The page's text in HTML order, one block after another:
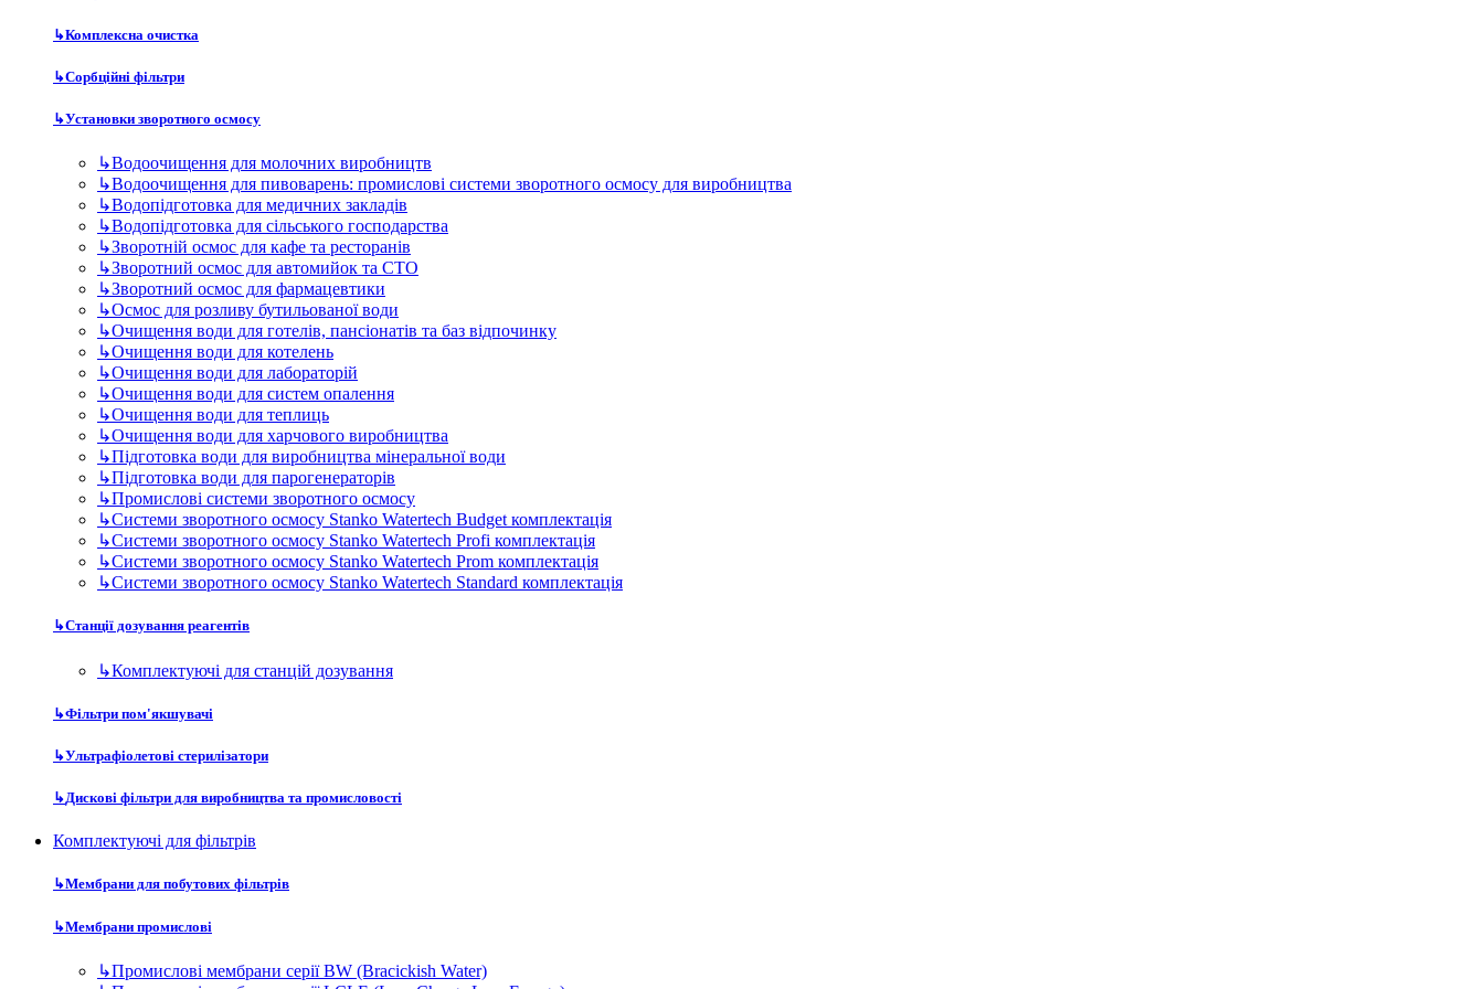
↳Комплексна очистка
↳Сорбційні фільтри
↳Установки зворотного осмосу
↳Водоочищення для молочних виробництв
↳Водоочищення для пивоварень: промислові системи зворотного осмосу для виробництва
↳Водопідготовка для медичних закладів
↳Водопідготовка для сільського господарства
↳Зворотній осмос для кафе та ресторанів
↳Зворотний осмос для автомийок та СТО
↳Зворотний осмос для фармацевтики
↳Осмос для розливу бутильованої води
↳Очищення води для готелів, пансіонатів та баз відпочинку
↳Очищення води для котелень
↳Очищення води для лабораторій
↳Очищення води для систем опалення
↳Очищення води для теплиць
↳Очищення води для харчового виробництва
↳Підготовка води для виробництва мінеральної води
↳Підготовка води для парогенераторів
↳Промислові системи зворотного осмосу
↳Системи зворотного осмосу Stanko Watertech Budget комплектація
↳Системи зворотного осмосу Stanko Watertech Profi комплектація
↳Системи зворотного осмосу Stanko Watertech Prom комплектація
↳Системи зворотного осмосу Stanko Watertech Standard комплектація
↳Станції дозування реагентів
↳Комплектуючі для станцій дозування
↳Фільтри пом'якшувачі
↳Ультрафіолетові стерилізатори
↳Дискові фільтри для виробництва та промисловості
Комплектуючі для фільтрів
↳Мембрани для побутових фільтрів
↳Мембрани промислові
↳Промислові мембрани серії BW (Bracickish Water)